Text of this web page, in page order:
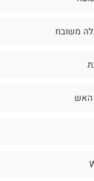
משובח
האש